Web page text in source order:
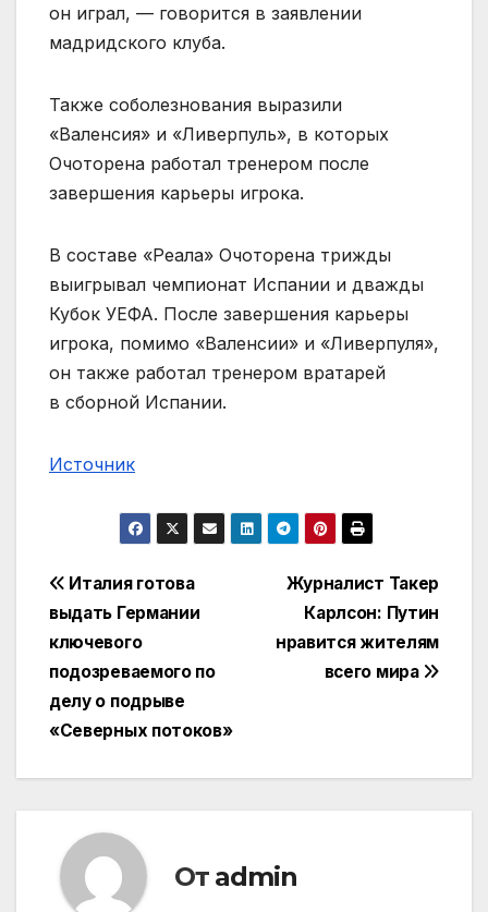
он играл, — говорится в заявлении
мадридского клуба.
Также соболезнования выразили
«Валенсия» и «Ливерпуль», в которых
Очоторена работал тренером после
завершения карьеры игрока.
В составе «Реала» Очоторена трижды
выигрывал чемпионат Испании и дважды
Кубок УЕФА. После завершения карьеры
игрока, помимо «Валенсии» и «Ливерпуля»,
он также работал тренером вратарей
в сборной Испании.
Источник
Навигация
по
записям
Журналист Такер
Карлсон: Путин
нравится жителям
всего мира
Италия готова
выдать Германии
ключевого
подозреваемого по
делу о подрыве
«Северных потоков»
От admin